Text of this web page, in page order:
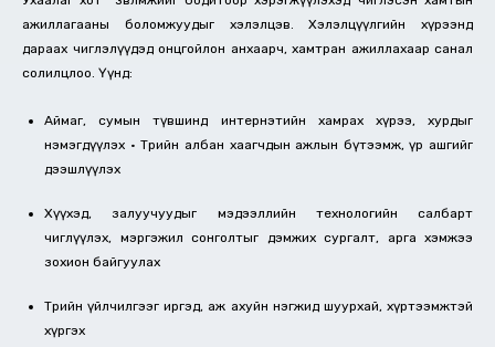
ажиллагааны боломжуудыг хэлэлцэв. Хэлэлцүүлгийн хүрээнд
дараах чиглэлүүдэд онцгойлон анхаарч, хамтран ажиллахаар санал
солилцлоо. Үүнд:
Аймаг, сумын түвшинд интернэтийн хамрах хүрээ, хурдыг
нэмэгдүүлэх • Төрийн албан хаагчдын ажлын бүтээмж, үр ашгийг
дээшлүүлэх
Хүүхэд, залуучуудыг мэдээллийн технологийн салбарт
чиглүүлэх, мэргэжил сонголтыг дэмжих сургалт, арга хэмжээ
зохион байгуулах
Төрийн үйлчилгээг иргэд, аж ахуйн нэгжид шуурхай, хүртээмжтэй
хүргэх